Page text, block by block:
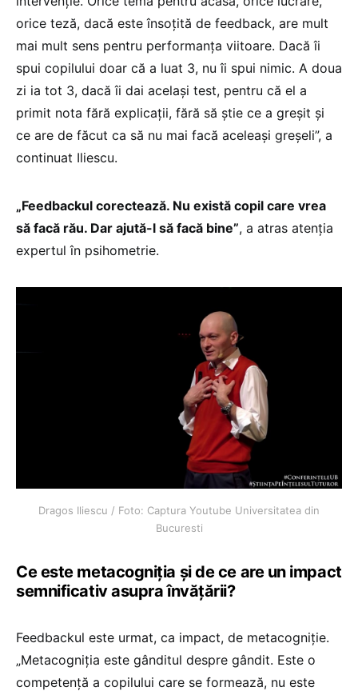
orice teză, dacă este însoțită de feedback, are mult
mai mult sens pentru performanța viitoare. Dacă îi
spui copilului doar că a luat 3, nu îi spui nimic. A doua
zi ia tot 3, dacă îi dai același test, pentru că el a
primit nota fără explicații, fără să știe ce a greșit și
ce are de făcut ca să nu mai facă aceleași greșeli”, a
continuat Iliescu.
„Feedbackul corectează. Nu există copil care vrea
să facă rău. Dar ajută-l să facă bine”, a atras atenția
expertul în psihometrie.
Dragos Iliescu / Foto: Captura Youtube Universitatea din
Bucuresti
Ce este metacogniția și de ce are un impact
semnificativ asupra învățării?
Feedbackul este urmat, ca impact, de metacogniție.
„Metacogniția este gânditul despre gândit. Este o
competență a copilului care se formează, nu este